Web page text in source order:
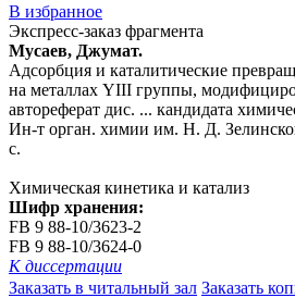
В избранное
Экспресс-заказ фрагмента
Мусаев, Джумат.
Адсорбция и каталитические
на металлах YIII группы,
автореферат дис. ... кандидата
Ин-т орган. химии им. Н. Д.
с.
Химическая кинетика и катализ
Шифр хранения:
FB 9 88-10/3623-2
FB 9 88-10/3624-0
К диссертации
Заказать в читальный зал Заказать